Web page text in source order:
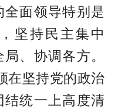
面领导特别是
坚持民主集中
、协调各方。
在坚持党的政治
结统一上高度清